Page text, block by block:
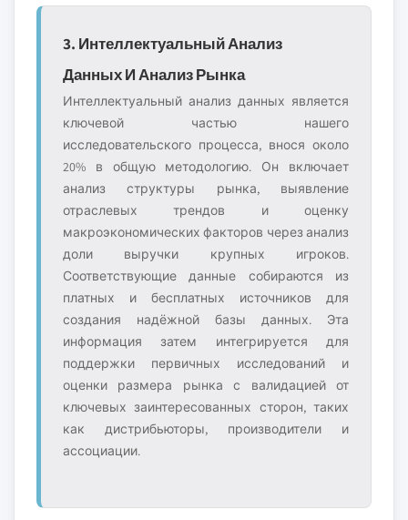
3. Интеллектуальный Анализ
Данных И Анализ Рынка
Интеллектуальный анализ данных является
ключевой частью нашего
исследовательского процесса, внося около
20% в общую методологию. Он включает
анализ структуры рынка, выявление
отраслевых трендов и оценку
макроэкономических факторов через анализ
доли выручки крупных игроков.
Соответствующие данные собираются из
платных и бесплатных источников для
создания надёжной базы данных. Эта
информация затем интегрируется для
поддержки первичных исследований и
оценки размера рынка с валидацией от
ключевых заинтересованных сторон, таких
как дистрибьюторы, производители и
ассоциации.